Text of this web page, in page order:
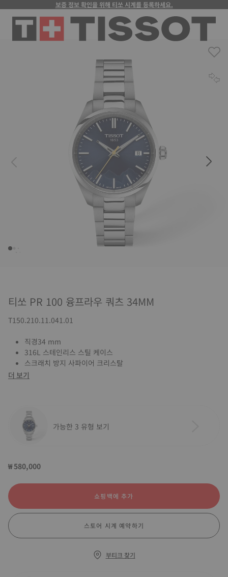
보증 정보 확인을 위해 티쏘 시계를 등록하세요.
티쏘 PR 100 융프라우 쿼츠 34MM
T150.210.11.041.01
직경34 mm
316L 스테인리스 스틸 케이스
스크래치 방지 사파이어 크리스탈
더 보기
가능한 3 유형 보기
₩ 580,000
쇼핑백에 추가
스토어 시계 예약하기
부티크 찾기